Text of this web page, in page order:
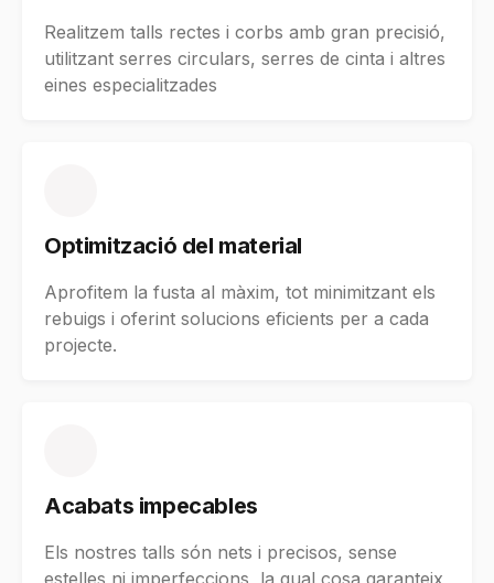
Realitzem talls rectes i corbs amb gran precisió,
utilitzant serres circulars, serres de cinta i altres
eines especialitzades
Optimització del material
Aprofitem la fusta al màxim, tot minimitzant els
rebuigs i oferint solucions eficients per a cada
projecte.
Acabats impecables
Els nostres talls són nets i precisos, sense
estelles ni imperfeccions, la qual cosa garanteix